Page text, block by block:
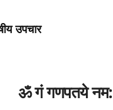
उपचार
ॐ गं गणपतये नम: